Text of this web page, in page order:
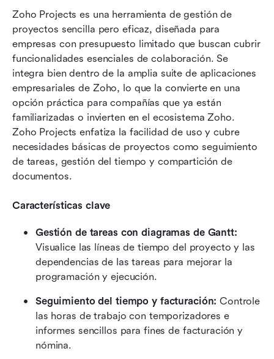
Zoho Projects es una herramienta de gestión de
proyectos sencilla pero eficaz, diseñada para
empresas con presupuesto limitado que buscan cubrir
funcionalidades esenciales de colaboración. Se
integra bien dentro de la amplia suite de aplicaciones
empresariales de Zoho, lo que la convierte en una
opción práctica para compañías que ya están
familiarizadas o invierten en el ecosistema Zoho.
Zoho Projects enfatiza la facilidad de uso y cubre
necesidades básicas de proyectos como seguimiento
de tareas, gestión del tiempo y compartición de
documentos.
Características clave
Gestión de tareas con diagramas de Gantt:
Visualice las líneas de tiempo del proyecto y las
dependencias de las tareas para mejorar la
programación y ejecución.
Seguimiento del tiempo y facturación: Controle
las horas de trabajo con temporizadores e
informes sencillos para fines de facturación y
nómina.